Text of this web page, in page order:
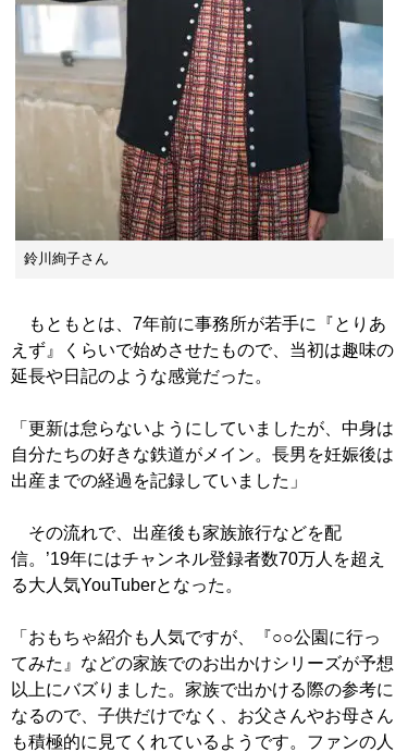
鈴川絢子さん
もともとは、7年前に事務所が若手に『とりあ
えず』くらいで始めさせたもので、当初は趣味の
延長や日記のような感覚だった。
「更新は怠らないようにしていましたが、中身は
自分たちの好きな鉄道がメイン。長男を妊娠後は
出産までの経過を記録していました」
その流れで、出産後も家族旅行などを配
信。’19年にはチャンネル登録者数70万人を超え
る大人気YouTuberとなった。
「おもちゃ紹介も人気ですが、『○○公園に行っ
てみた』などの家族でのお出かけシリーズが予想
以上にバズりました。家族で出かける際の参考に
なるので、子供だけでなく、お父さんやお母さん
も積極的に見てくれているようです。ファンの人